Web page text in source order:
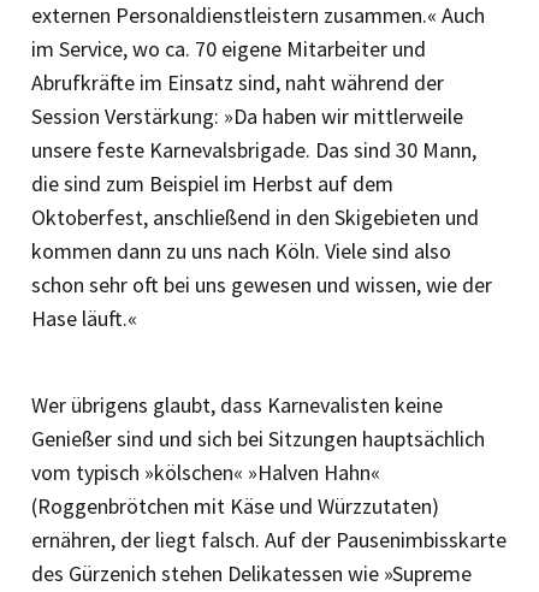
externen Personaldienstleistern zusammen.« Auch
im Service, wo ca. 70 eigene Mitarbeiter und
Abrufkräfte im Einsatz sind, naht während der
Session Verstärkung: »Da haben wir mittlerweile
unsere feste Karnevalsbrigade. Das sind 30 Mann,
die sind zum Beispiel im Herbst auf dem
Oktoberfest, anschließend in den Skigebieten und
kommen dann zu uns nach Köln. Viele sind also
schon sehr oft bei uns gewesen und wissen, wie der
Hase läuft.«
Wer übrigens glaubt, dass Karnevalisten keine
Genießer sind und sich bei Sitzungen hauptsächlich
vom typisch »kölschen« »Halven Hahn«
(Roggenbrötchen mit Käse und Würzzutaten)
ernähren, der liegt falsch. Auf der Pausenimbisskarte
des Gürzenich stehen Delikatessen wie »Supreme